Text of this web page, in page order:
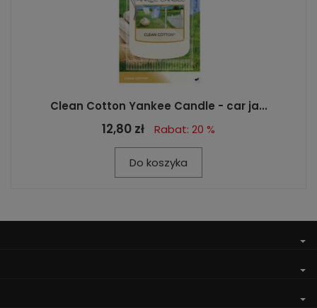
Clean Cotton Yankee Candle - car ja...
12,80 zł Rabat: 20 %
Do koszyka